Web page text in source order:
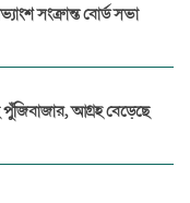
সংক্রান্ত বোর্ড সভা
পুঁজিবাজার, আগ্রহ বেড়েছে